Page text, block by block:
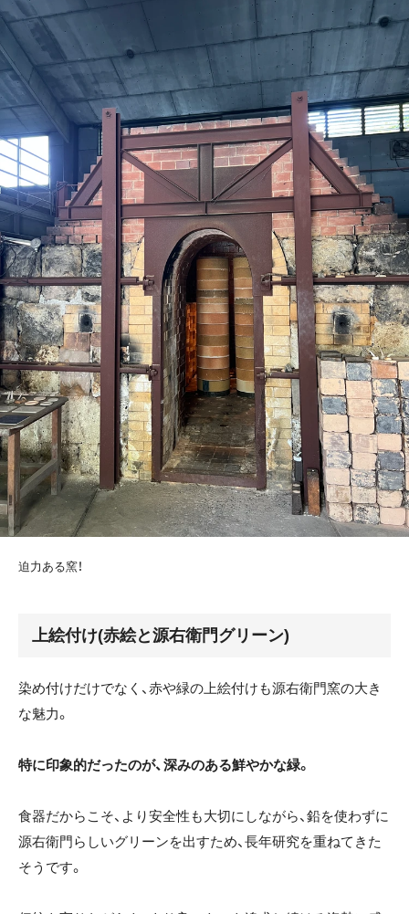
迫力ある窯！
上絵付け(赤絵と源右衛門グリーン)
染め付けだけでなく、赤や緑の上絵付けも源右衛門窯の大き
な魅力。
特に印象的だったのが、深みのある鮮やかな緑。
食器だからこそ、より安全性も大切にしながら、鉛を使わずに
源右衛門らしいグリーンを出すため、長年研究を重ねてきた
そうです。